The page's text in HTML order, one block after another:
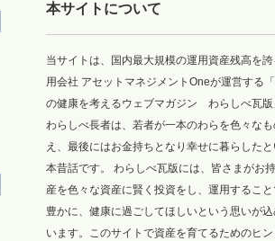
本サイトについて
当サイトは、国内最大規模の運用資産残高を
用会社 アセットマネジメントOneが運営する
の健康を考えるウェブマガジン わらしべ瓦版
わらしべ長者は、若者が一本のわらを色々な
え、最後にはお金持ちとなり幸せに暮らしたと
本昔話です。 わらしべ瓦版には、皆さまがお
産を色々な資産に賢く投資をし、運用するこ
豊かに、健康に過ごしてほしいという思いが
います。このサイトで資産を育てるためのヒ